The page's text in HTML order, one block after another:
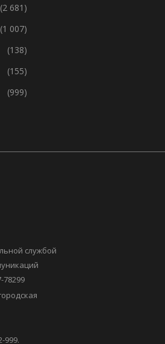
(2 681)
(1 007)
(138)
(155)
(999)
службой
999.